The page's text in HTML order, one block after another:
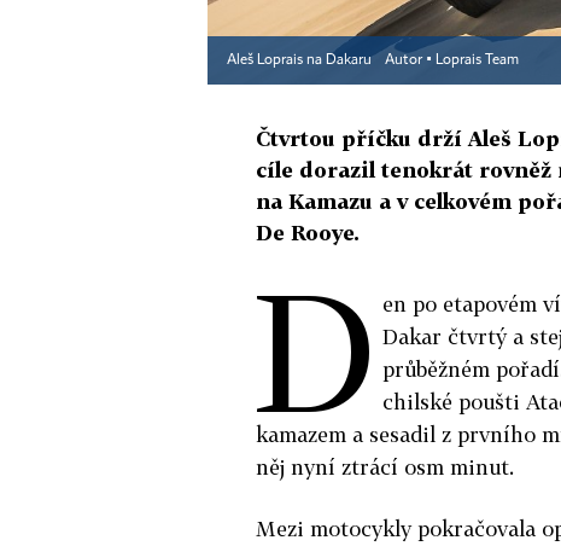
Aleš Loprais na Dakaru Autor ▪ Loprais Team
Čtvrtou příčku drží Aleš
cíle dorazil tenokrát rovněž
na Kamazu a v celkovém
De Rooye.
D en po etapovém
Dakar čtvrtý a
průběžném
chilské poušti
kamazem a sesadil z prvního
něj nyní ztrácí osm minut.
Mezi motocykly pokračovala